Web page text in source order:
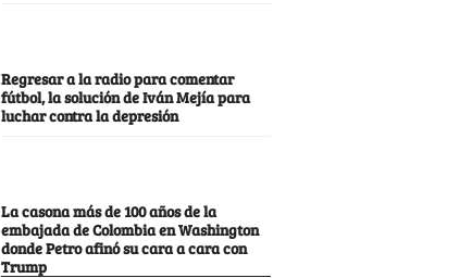
Regresar a la radio para comentar
fútbol, la solución de Iván Mejía para
luchar contra la depresión
La casona más de 100 años de la
embajada de Colombia en Washington
donde Petro afinó su cara a cara con
Trump